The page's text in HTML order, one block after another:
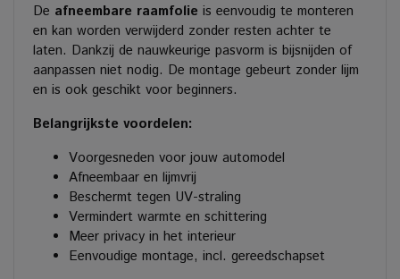
De afneembare raamfolie is eenvoudig te monteren
en kan worden verwijderd zonder resten achter te
laten. Dankzij de nauwkeurige pasvorm is bijsnijden of
aanpassen niet nodig. De montage gebeurt zonder lijm
en is ook geschikt voor beginners.
Belangrijkste voordelen:
Voorgesneden voor jouw automodel
Afneembaar en lijmvrij
Beschermt tegen UV-straling
Vermindert warmte en schittering
Meer privacy in het interieur
Eenvoudige montage, incl. gereedschapset